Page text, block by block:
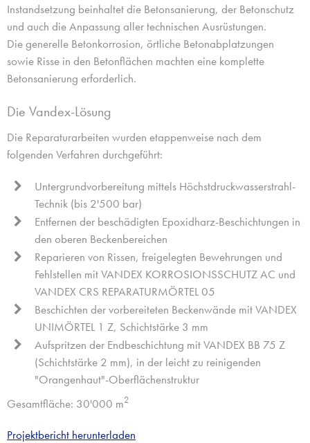
Instandsetzung beinhaltet die Betonsanierung, der Betonschutz
und auch die Anpassung aller technischen Ausrüstungen.
Die generelle Betonkorrosion, örtliche Betonabplatzungen
sowie Risse in den Betonflächen machten eine komplette
Betonsanierung erforderlich.
Die Vandex-Lösung
Die Reparaturarbeiten wurden etappenweise nach dem
folgenden Verfahren durchgeführt:
Untergrundvorbereitung mittels Höchstdruckwasserstrahl-
Technik (bis 2'500 bar)
Entfernen der beschädigten Epoxidharz-Beschichtungen in
den oberen Beckenbereichen
Reparieren von Rissen, freigelegten Bewehrungen und
Fehlstellen mit VANDEX KORROSIONSSCHUTZ AC und
VANDEX CRS REPARATURMÖRTEL 05
Beschichten der vorbereiteten Beckenwände mit VANDEX
UNIMÖRTEL 1 Z, Schichtstärke 3 mm
Aufspritzen der Endbeschichtung mit VANDEX BB 75 Z
(Schichtstärke 2 mm), in der leicht zu reinigenden
"Orangenhaut"-Oberflächenstruktur
Gesamtfläche: 30'000 m2
Projektbericht herunterladen